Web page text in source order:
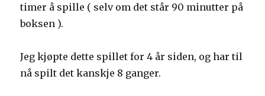
timer å spille ( selv om det står 90 minutter på
boksen ).
Jeg kjøpte dette spillet for 4 år siden, og har til
nå spilt det kanskje 8 ganger.